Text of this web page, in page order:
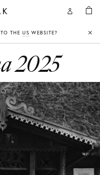
Open
THE US WEBSITE?
2025